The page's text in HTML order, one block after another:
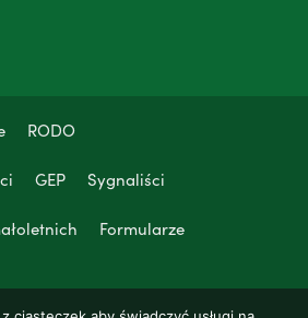
RODO
GEP Sygnaliści
Formularze